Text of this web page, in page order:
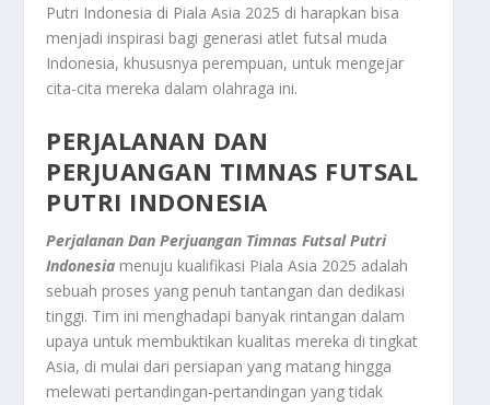
Putri Indonesia di Piala Asia 2025 di harapkan bisa
menjadi inspirasi bagi generasi atlet futsal muda
Indonesia, khususnya perempuan, untuk mengejar
cita-cita mereka dalam olahraga ini.
PERJALANAN DAN
PERJUANGAN TIMNAS FUTSAL
PUTRI INDONESIA
Perjalanan Dan Perjuangan Timnas Futsal Putri
Indonesia menuju kualifikasi Piala Asia 2025 adalah
sebuah proses yang penuh tantangan dan dedikasi
tinggi. Tim ini menghadapi banyak rintangan dalam
upaya untuk membuktikan kualitas mereka di tingkat
Asia, di mulai dari persiapan yang matang hingga
melewati pertandingan-pertandingan yang tidak